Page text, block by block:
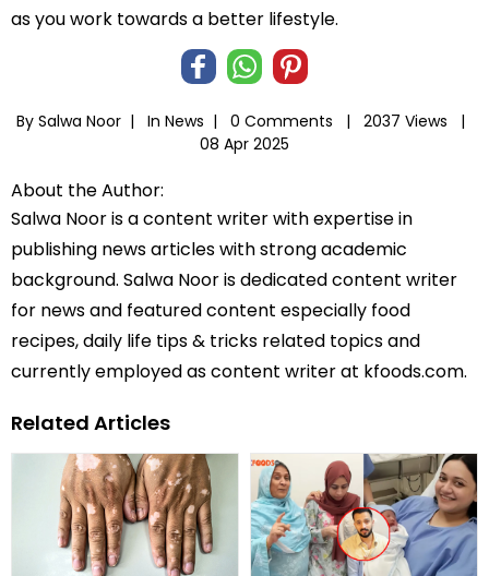
as you work towards a better lifestyle.
By Salwa Noor | In News | 0 Comments |
2037 Views |
08 Apr 2025
About the Author:
Salwa Noor is a content writer with expertise in
publishing news articles with strong academic
background. Salwa Noor is dedicated content writer
for news and featured content especially food
recipes, daily life tips & tricks related topics and
currently employed as content writer at kfoods.com.
Related Articles